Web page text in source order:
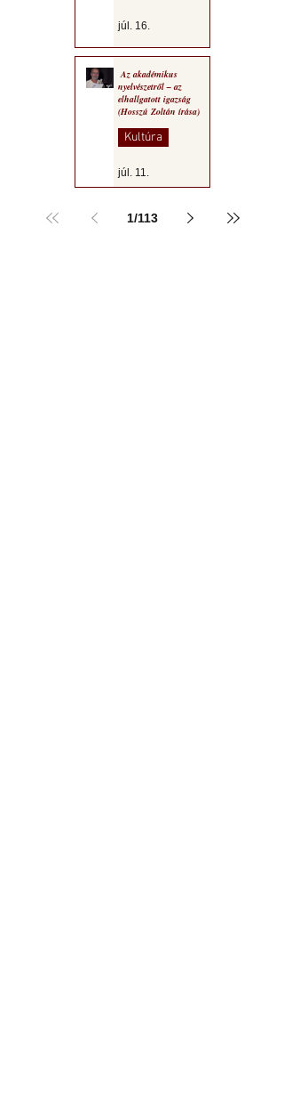
júl. 16.
Az akadémikus
nyelvészetről – az
elhallgatott igazság
(Hosszú Zoltán írása)
Kultúra
júl. 11.
1/113